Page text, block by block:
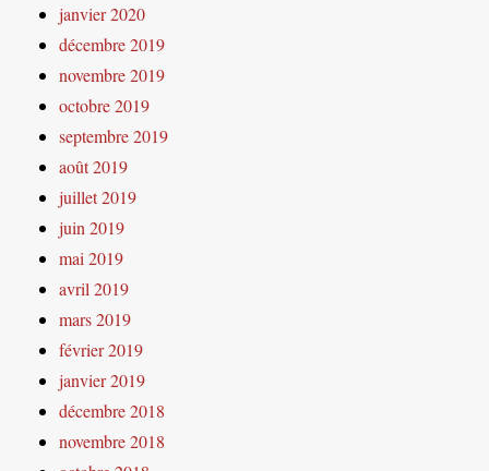
janvier 2020
décembre 2019
novembre 2019
octobre 2019
septembre 2019
août 2019
juillet 2019
juin 2019
mai 2019
avril 2019
mars 2019
février 2019
janvier 2019
décembre 2018
novembre 2018